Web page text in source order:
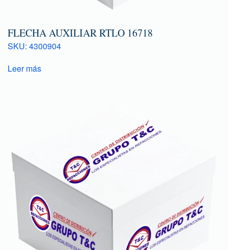
FLECHA AUXILIAR RTLO 16718
SKU: 4300904
Leer más